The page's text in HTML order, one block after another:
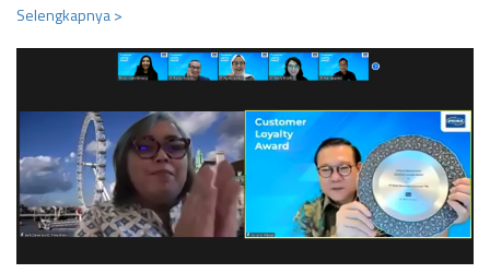
Selengkapnya >